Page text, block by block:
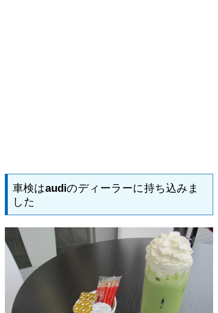
車検はaudiのディーラーに持ち込みま
した